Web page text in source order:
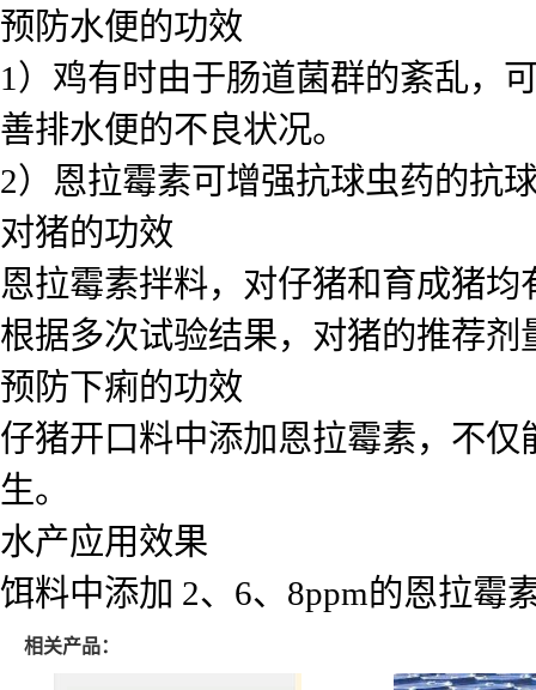
预防水便的功效
1）鸡有时由于肠道菌群的紊乱，
善排水便的不良状况。
2）恩拉霉素可增强抗球虫药的抗
对猪的功效
恩拉霉素拌料，对仔猪和育成猪均
根据多次试验结果，对猪的推荐剂
预防下痢的功效
仔猪开口料中添加恩拉霉素，不
生。
水产应用效果
饵料中添加 2、6、8ppm的恩拉霉
相关产品：